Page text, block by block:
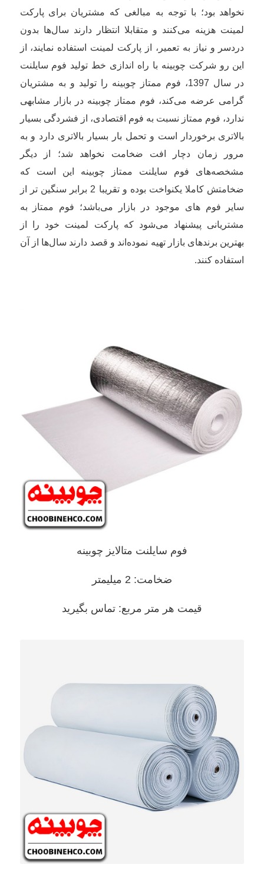
نخواهد بود؛ با توجه به مبالغی که مشتریان برای پارکت
لمینت هزینه می‌کنند و متقابلا انتظار دارند سال‌ها بدون
دردسر و نیاز به تعمیر، از پارکت لمینت استفاده نمایند، از
این رو شرکت چوبینه با راه اندازی خط تولید فوم سایلنت
در سال 1397، فوم ممتاز چوبینه را تولید و به مشتریان
گرامی عرضه می‌کند، فوم ممتاز چوبینه در بازار مشابهی
ندارد، فوم ممتاز نسبت به فوم اقتصادی، از فشردگی بسیار
بالاتری برخوردار است و تحمل بار بسیار بالاتری دارد و به
مرور زمان دچار افت ضخامت نخواهد شد؛ از دیگر
مشخصه‌های فوم سایلنت ممتاز چوبینه این است که
ضخامتش کاملا یکنواخت بوده و تقریبا 2 برابر سنگین تر از
سایر فوم های موجود در بازار می‌باشد؛ فوم ممتاز به
مشتریانی پیشنهاد می‌شود که پارکت لمینت خود را از
بهترین برندهای بازار تهیه نموده‌اند و قصد دارند سال‌ها از آن
استفاده کنند.
فوم سایلنت متالایز چوبینه
ضخامت: 2 میلیمتر
قیمت هر متر مربع: تماس بگیرید